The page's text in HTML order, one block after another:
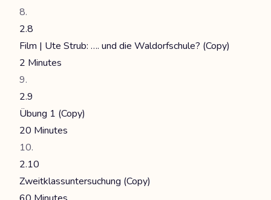
2.8
Film | Ute Strub: …. und die Waldorfschule? (Copy)
2 Minutes
2.9
Übung 1 (Copy)
20 Minutes
2.10
Zweitklassuntersuchung (Copy)